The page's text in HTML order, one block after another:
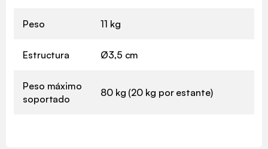
Peso 11 kg
Estructura Ø3,5 cm
Peso máximo
soportado
80 kg (20 kg por estante)